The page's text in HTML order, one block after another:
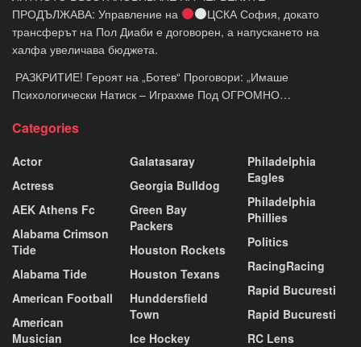
ПРОДЪЛЖАВА: Управление на
ЦСКА София, докато
трансферът на Пол Диаби е договорен, а напускането на
халфа увеличава бюджета.
​ РАЗКРИТИЕ! Героят на „Ботев“ Проговори: „Имаше
Психологически Натиск – Играхме Под ОГРОМНО…
Categories
Actor
Actress
AEK Athens Fc
Alabama Crimson
Tide
Alabama Tide
American Football
American
Musician
Galatasaray
Georgia Bulldog
Green Bay
Packers
Houston Rockets
Houston Texans
Hunddersfield
Town
Ice Hockey
Philadelphia
Eagles
Philadelphia
Phillies
Politics
RacingRacing
Rapid Bucuresti
Rapid Bucuresti
RC Lens